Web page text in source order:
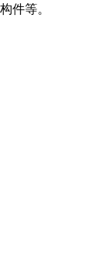
件等。